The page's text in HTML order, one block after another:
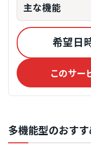
主な機能
希望日
このサー
多機能型のおす